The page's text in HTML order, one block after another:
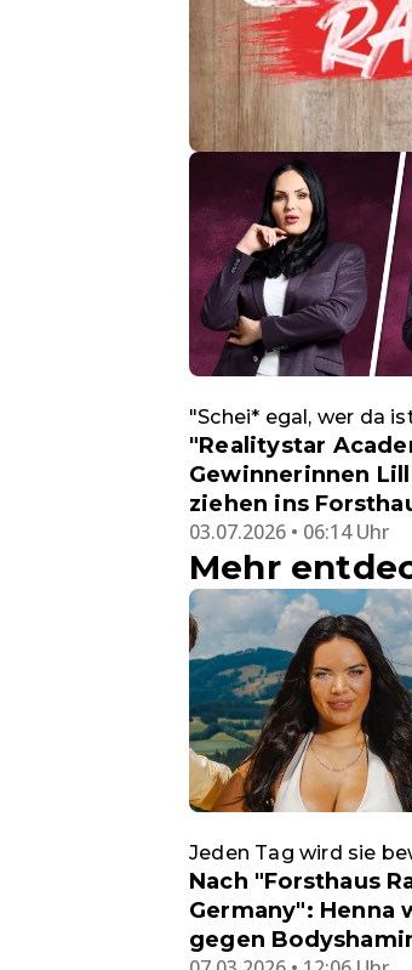
"Schei* egal, wer da
"Realitystar
Gewinnerinnen
ziehen ins
03.07.2026 • 06:14 Uhr
Mehr
Jeden Tag wird sie
Nach "Forsthaus
Germany": Henna
gegen